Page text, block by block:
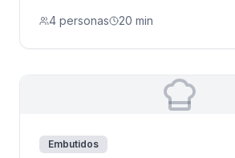
4 personas 20 min
Embutidos